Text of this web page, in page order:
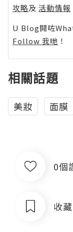
攻略及 活動情報
U Blog開咗
Follow 我哋 ！
相關話題
美妝 面膜
0個
收藏